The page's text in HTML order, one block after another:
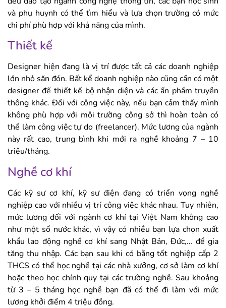
và phụ huynh có thể tìm hiểu và lựa chọn trường có mức
chi phí phù hợp với khả năng của mình.
Thiết kế
Designer hiện đang là vị trí được tất cả các doanh nghiệp
lớn nhỏ săn đón. Bất kể doanh nghiệp nào cũng cần có một
designer để thiết kế bộ nhận diện và các ấn phẩm truyền
thông khác. Đối với công việc này, nếu bạn cảm thấy mình
không phù hợp với môi trường công sở thì hoàn toàn có
thể làm công việc tự do (freelancer). Mức lương của ngành
này rất cao, trung bình khi mới ra nghề khoảng 7 – 10
triệu/tháng.
Nghề cơ khí
Các kỹ sư cơ khí, kỹ sư điện đang có triển vọng nghề
nghiệp cao với nhiều vị trí công việc khác nhau. Tuy nhiên,
mức lương đối với ngành cơ khí tại Việt Nam không cao
như một số nước khác, vì vậy có nhiều bạn lựa chọn xuất
khẩu lao động nghề cơ khí sang Nhật Bản, Đức,… để gia
tăng thu nhập. Các bạn sau khi có bằng tốt nghiệp cấp 2
THCS có thể học nghề tại các nhà xưởng, cơ sở làm cơ khí
hoặc theo học chính quy tại các trường nghề. Sau khoảng
từ 3 – 5 tháng học nghề bạn đã có thể đi làm với mức
lương khởi điểm 4 triệu đồng.